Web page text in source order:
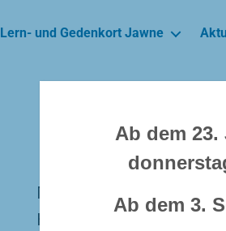
Lern- und Gedenkort Jawne
Mit 423 Schülerinnen
Höchststand an dort
Ab dem
Ab dem 3.